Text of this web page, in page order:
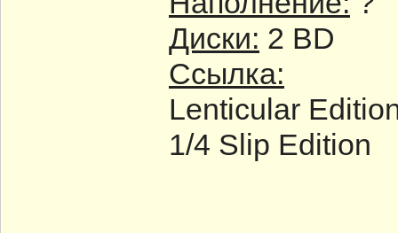
Диски: 2 BD
Ссылка:
Lenticular
1/4 Slip Edition